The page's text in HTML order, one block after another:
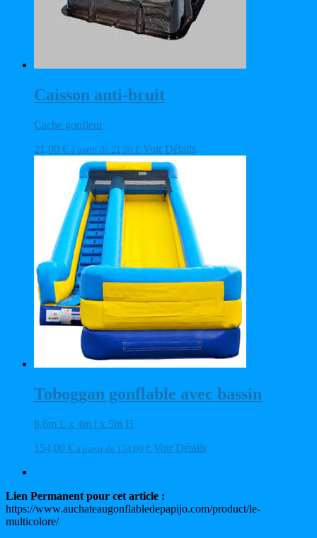
Caisson anti-bruit
Cache gonfleur
21,00 € à partir de 21,00 € Voir Détails
Toboggan gonflable avec bassin
8,6m L x 4m l x 5m H
154,00 € à partir de 154,00 € Voir Détails
Lien Permanent pour cet article :
https://www.auchateaugonflabledepapijo.com/product/le-
multicolore/